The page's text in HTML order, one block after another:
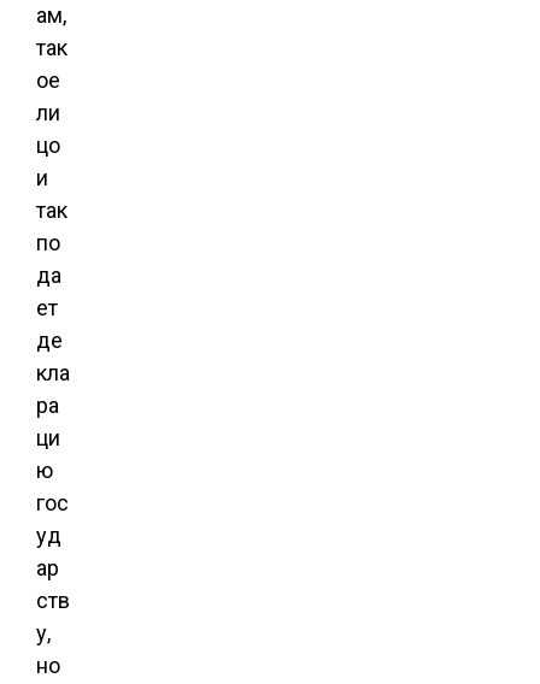
ам,
так
ое
ли
цо
и
так
по
да
ет
де
кла
ра
ци
ю
гос
уд
ар
ств
у,
но